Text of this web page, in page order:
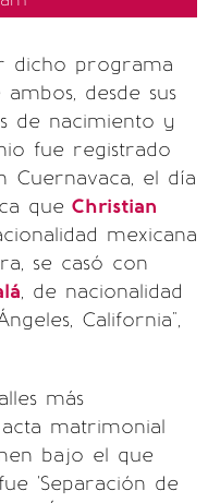
dicho programa
desde sus
de nacimiento y
fue registrado
Cuernavaca, el día
que Christian
mexicana
se casó con
, de nacionalidad
California",
más
matrimonial
bajo el que
'Separación de